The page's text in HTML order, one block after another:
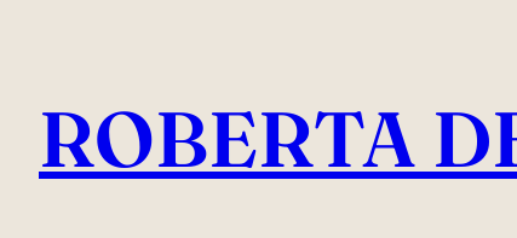
contenuto
ROBERTA